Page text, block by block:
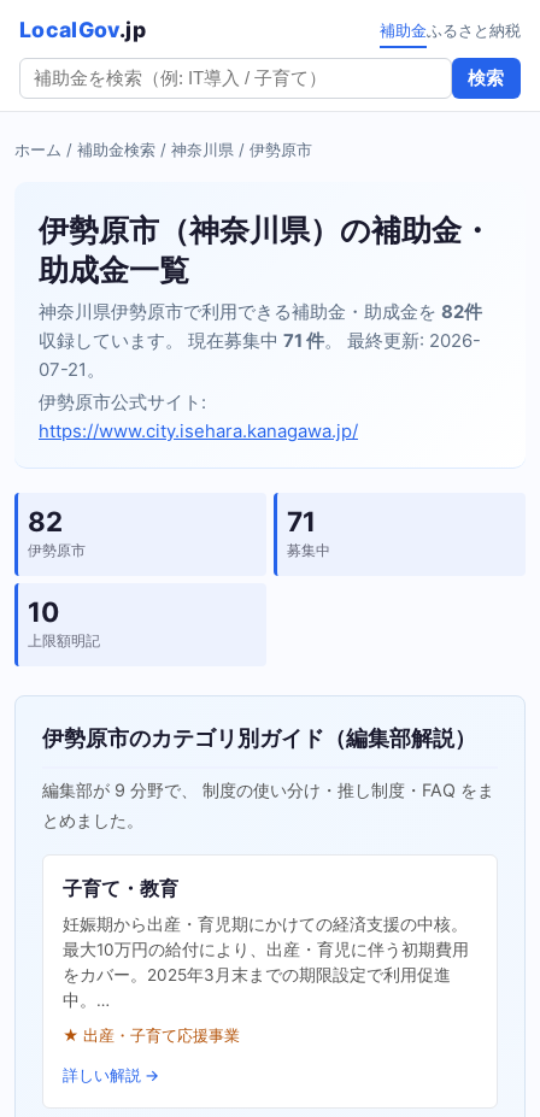
LocalGov.jp
検索
補助金ふるさと納税
ホーム / 補助金検索 / 神奈川県 / 伊勢原市
伊勢原市（神奈川県）の補助金・
助成金一覧
神奈川県伊勢原市で利用できる補助金・助成金を 82件
収録しています。 現在募集中 71 件。 最終更新: 2026-
07-21。
伊勢原市公式サイト:
https://www.city.isehara.kanagawa.jp/
82
伊勢原市
71
募集中
10
上限額明記
伊勢原市のカテゴリ別ガイド（編集部解説）
編集部が 9 分野で、 制度の使い分け・推し制度・FAQ をま
とめました。
子育て・教育
妊娠期から出産・育児期にかけての経済支援の中核。
最大10万円の給付により、出産・育児に伴う初期費用
をカバー。2025年3月末までの期限設定で利用促進
中。…
★ 出産・子育て応援事業
詳しい解説 →